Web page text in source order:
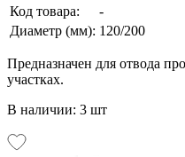
Код товара:
-
Диаметр (мм): 120/200
Предназначен для отвода
участках.
В наличии: 3 шт